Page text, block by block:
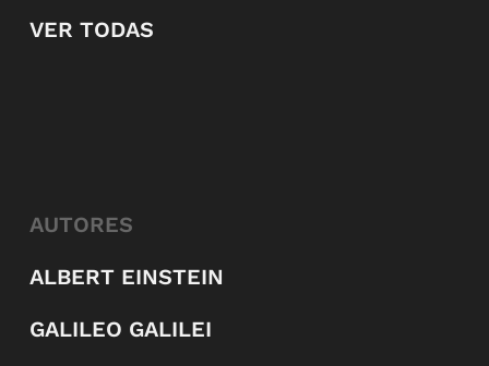
VER TODAS
AUTORES
ALBERT EINSTEIN
GALILEO GALILEI